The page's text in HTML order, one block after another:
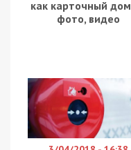
Департамент
Prozorro. При
завищеними, а
конкуренції.
посиланням наНаші